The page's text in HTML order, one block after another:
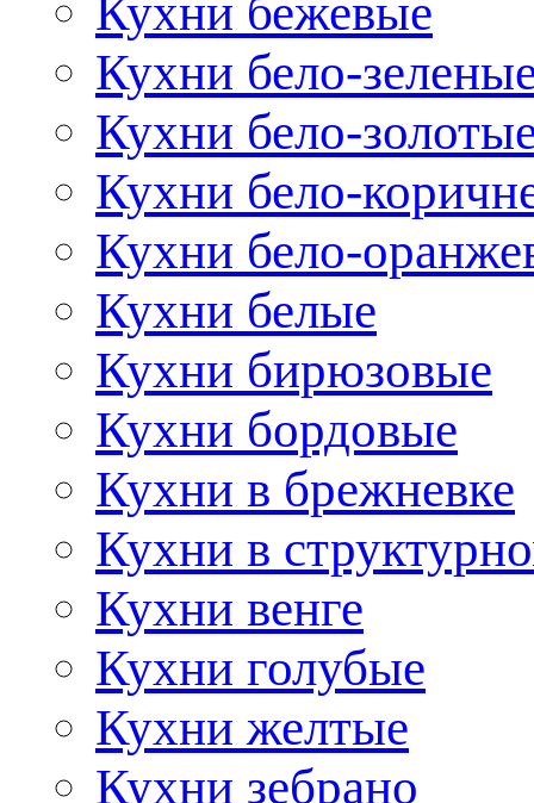
Кухни бежевые
Кухни бело-
Кухни бело-
Кухни бело-
Кухни бело-
Кухни белые
Кухни бирюзовые
Кухни бордовые
Кухни в брежневке
Кухни в
Кухни венге
Кухни голубые
Кухни желтые
Кухни зебрано